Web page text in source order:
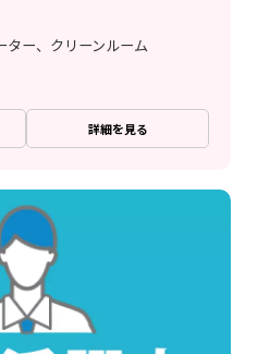
ター、クリーンルーム
詳細を見る